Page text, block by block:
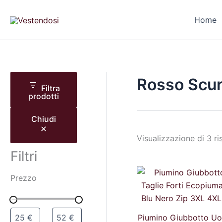
Home
Filtra
prodotti
Chiudi
Filtri
Prezzo
g
lt
i
Rosso
Visualizzazione di 3
Piumino Giubbotto
Il
prezzo
era: